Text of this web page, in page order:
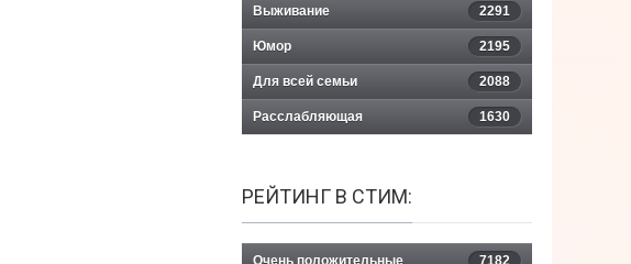
Выживание 2291
Юмор 2195
Для всей семьи 2088
Расслабляющая 1630
РЕЙТИНГ В СТИМ:
Очень положительные 7182